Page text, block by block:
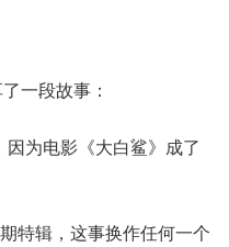
一段故事：
因为电影《大白鲨》成了
特辑，这事换作任何一个